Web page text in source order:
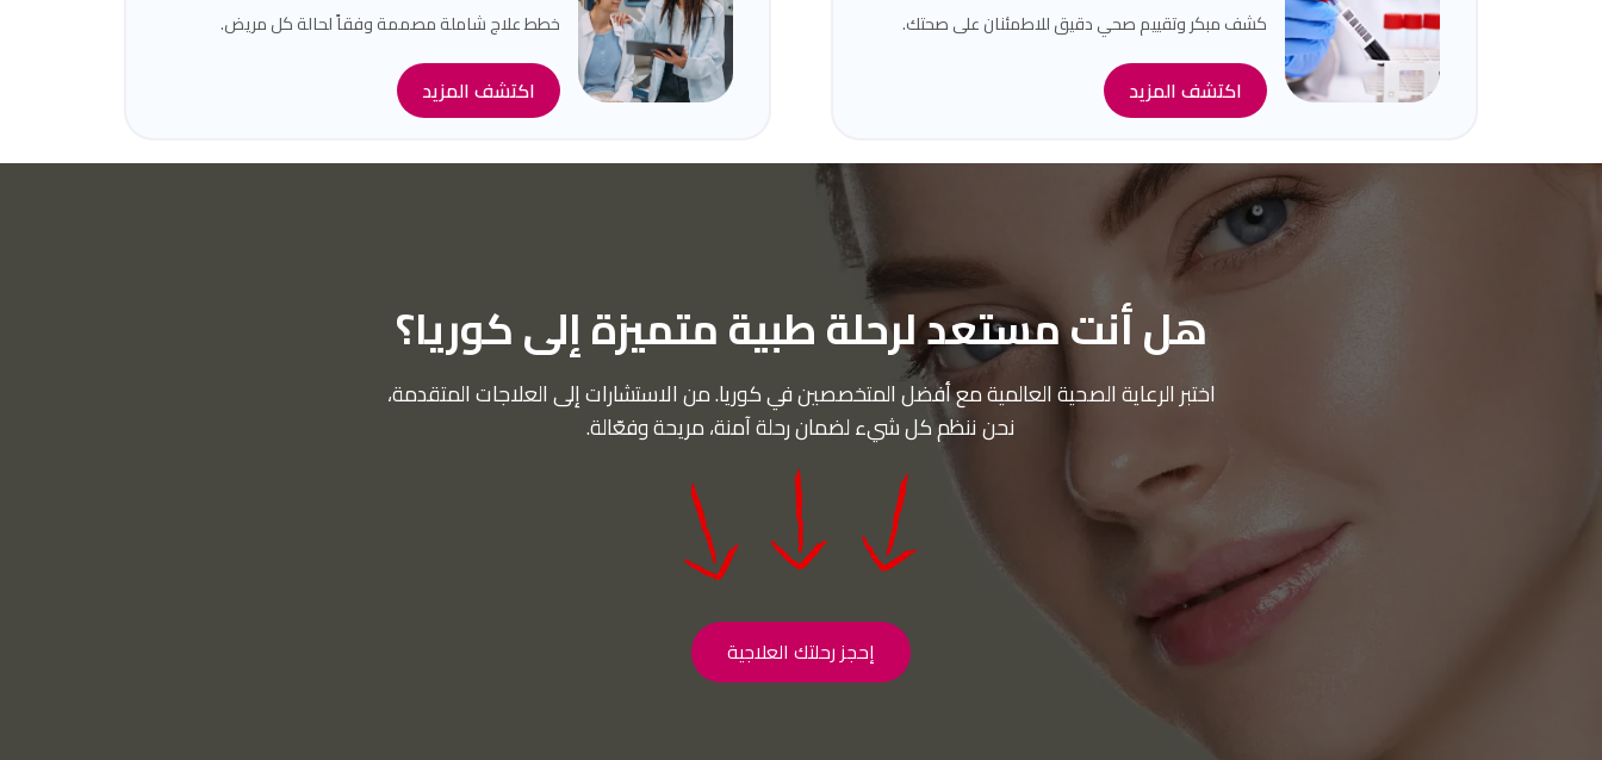
كشف مبكر وتقييم صحي دقيق للاطمئنان على صحتك.
اكتشف المزيد
خطط علاج شاملة مصممة وفقاً لحالة كل مريض.
اكتشف المزيد
هل أنت مستعد لرحلة طبية متميزة إلى كوريا؟
اختبر الرعاية الصحية العالمية مع أفضل المتخصصين في كوريا. من الاستشارات إلى العلاجات المتقدمة،
نحن ننظم كل شيء لضمان رحلة آمنة، مريحة وفعّالة.
إحجز رحلتك العلاجية